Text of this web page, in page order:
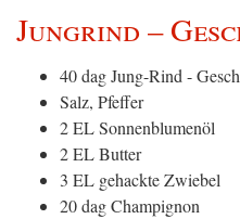
Jungrind –
40 dag Jung-Rind -
Salz, Pfeffer
2 EL Sonnenblumenöl
2 EL Butter
3 EL gehackte Zwiebel
20 dag Champignon